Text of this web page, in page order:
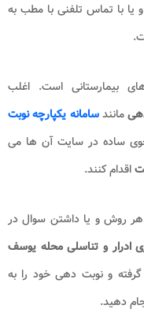
و یا با تماس تلفنی با مطب به
بیمارستانی است. اغلب
مانندسامانه یکپارچه نوبت
ساده در سایت آن ها می
اقدام کنند.
روش و یا داشتن سوال در
ادرار و تناسلی محله یوسف
و نوبت دهی خود را به